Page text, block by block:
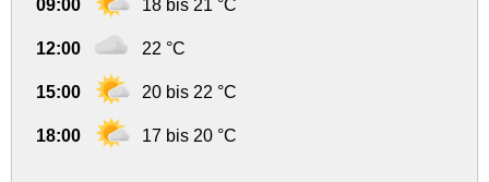
09:00 18 bis 21 °C
12:00 22 °C
15:00 20 bis 22 °C
18:00 17 bis 20 °C